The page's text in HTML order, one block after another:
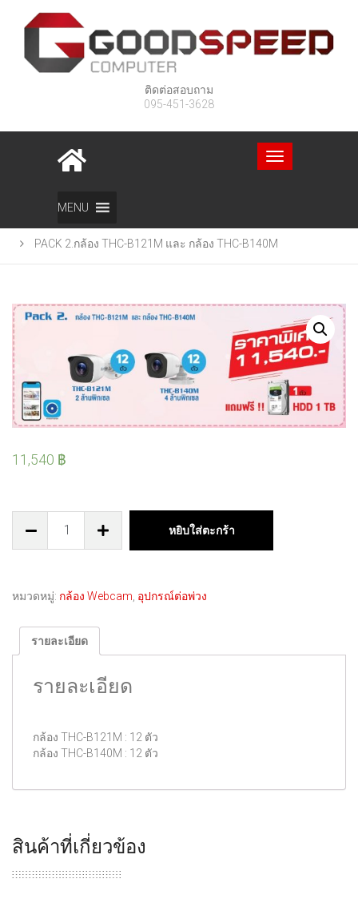
ติดต่อสอบถาม
095-451-3628
Toggle
navigation
MENU
สินค้า
PACK 2.กล้อง THC-B121M และ กล้อง THC-B140M
11,540 ฿
หยิบใส่ตะกร้า
หมวดหมู่: กล้อง Webcam อุปกรณ์ต่อพ่วง
รายละเอียด
รายละเอียด
กล้อง THC-B121M : 12 ตัว
กล้อง THC-B140M : 12 ตัว
สินค้าที่เกี่ยวข้อง